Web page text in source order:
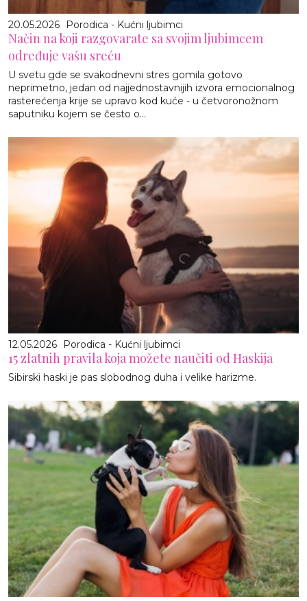
20.05.2026 Porodica - Kućni ljubimci
Način na koji razgovarate sa svojim ljubimcem
određuje vašu sreću
U svetu gde se svakodnevni stres gomila gotovo
neprimetno, jedan od najjednostavnijih izvora emocionalnog
rasterećenja krije se upravo kod kuće - u četvoronožnom
saputniku kojem se često o...
12.05.2026 Porodica - Kućni ljubimci
15 zlatnih pravila koja možete naučiti od Haskija
Sibirski haski je pas slobodnog duha i velike harizme.